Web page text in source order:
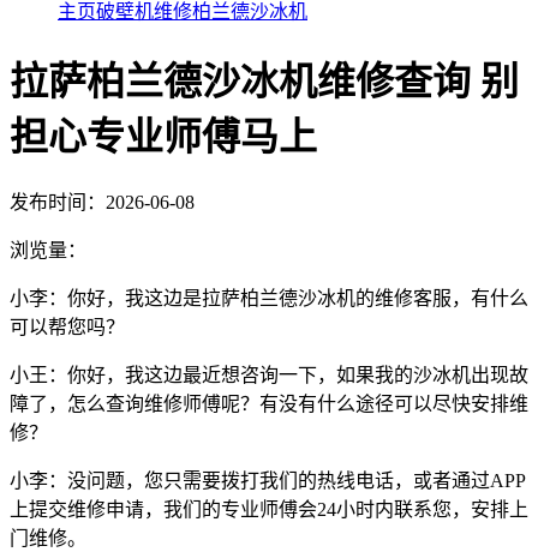
主页破壁机维修柏兰德沙冰机
拉萨柏兰德沙冰机维修查询 别
担心专业师傅马上
发布时间：2026-06-08
浏览量：
小李：你好，我这边是拉萨柏兰德沙冰机的维修客服，有什么
可以帮您吗？
小王：你好，我这边最近想咨询一下，如果我的沙冰机出现故
障了，怎么查询维修师傅呢？有没有什么途径可以尽快安排维
修？
小李：没问题，您只需要拨打我们的热线电话，或者通过APP
上提交维修申请，我们的专业师傅会24小时内联系您，安排上
门维修。